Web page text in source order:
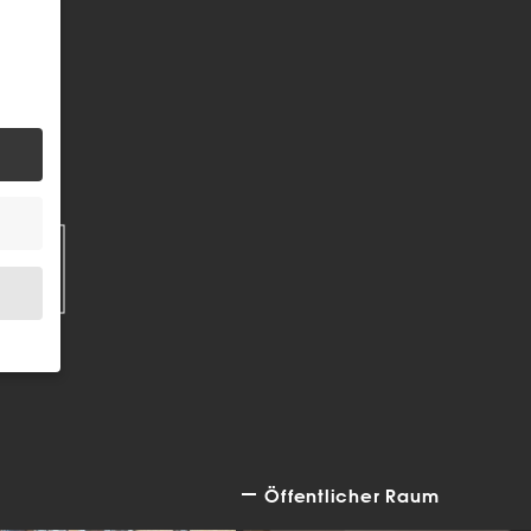
Öffentlicher Raum